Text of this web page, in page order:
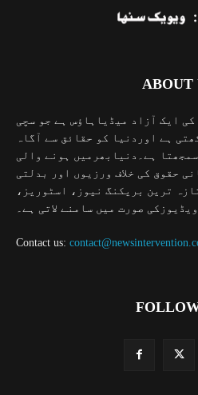
ABOUT
ایک آزاد میڈیاہاؤس ہے جو سچی
ہے اوردنیا کو حقائق سے آگاہ
ہے۔دنیابھرمیں ہونے والی
حقوق کی خلاف ورزیوں اور بدلتی
ترین بریکنگ نیوز، اسٹوریز،
صورت میں سامنے لاتی ہے۔
Contact us: